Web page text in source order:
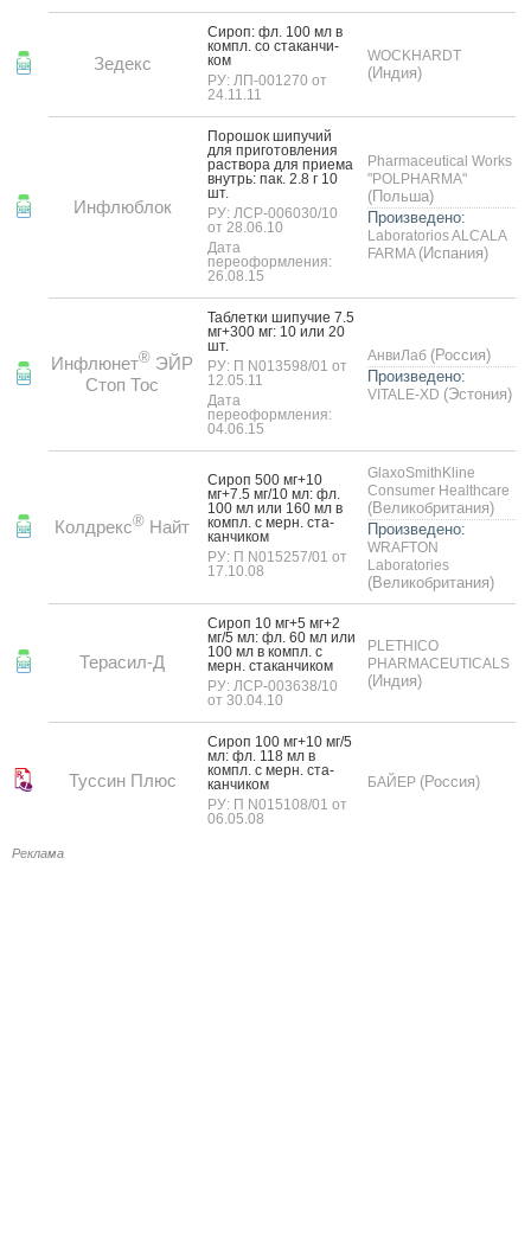
Зедекс
Си­роп: фл. 100 мл в
компл. со ста­кан­чи­
ком
РУ: ЛП-001270 от
24.11.11
WOCKHARDT
(Индия)
Инфлюблок
По­рошок ши­пучий
для при­готов­ле­ния
рас­тво­ра для при­ема
внутрь: пак. 2.8 г 10
шт.
РУ: ЛСР-006030/10
от 28.06.10
Дата
переоформления:
26.08.15
Pharmaceutical Works
"POLPHARMA"
(Польша)
Произведено:
Laboratorios ALCALA
FARMA (Испания)
Инфлюнет® ЭЙР
Стоп Тос
Таб­летки ши­пучие 7.5
мг+300 мг: 10 или 20
шт.
РУ: П N013598/01 от
12.05.11
Дата
переоформления:
04.06.15
АнвиЛаб (Россия)
Произведено:
VITALE-XD (Эстония)
Колдрекс® Найт
Си­роп 500 мг+10
мг+7.5 мг/10 мл: фл.
100 мл или 160 мл в
компл. с мерн. ста­
кан­чи­ком
РУ: П N015257/01 от
17.10.08
GlaxoSmithKline
Consumer Healthcare
(Великобритания)
Произведено:
WRAFTON
Laboratories
(Великобритания)
Терасил-Д
Си­роп 10 мг+5 мг+2
мг/5 мл: фл. 60 мл или
100 мл в компл. с
мерн. ста­кан­чи­ком
РУ: ЛСР-003638/10
от 30.04.10
PLETHICO
PHARMACEUTICALS
(Индия)
Туссин Плюс
Си­роп 100 мг+10 мг/5
мл: фл. 118 мл в
компл. с мерн. ста­
кан­чи­ком
РУ: П N015108/01 от
06.05.08
БАЙЕР (Россия)
Реклама